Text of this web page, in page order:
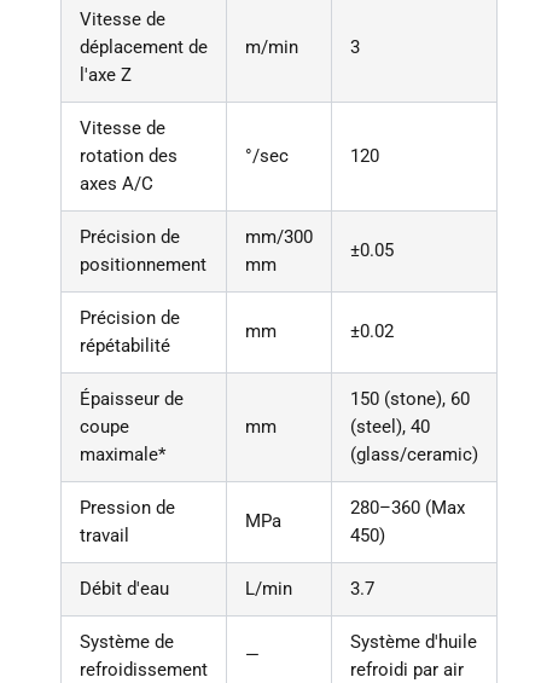
Vitesse de
déplacement de
l'axe Z
m/min 3
Vitesse de
rotation des
axes A/C
°/sec 120
Précision de
positionnement
mm/300
mm
±0.05
Précision de
répétabilité
mm ±0.02
Épaisseur de
coupe
maximale*
mm
150 (stone), 60
(steel), 40
(glass/ceramic)
Pression de
travail
MPa
280–360 (Max
450)
Débit d'eau L/min 3.7
Système de
refroidissement
—
Système d'huile
refroidi par air